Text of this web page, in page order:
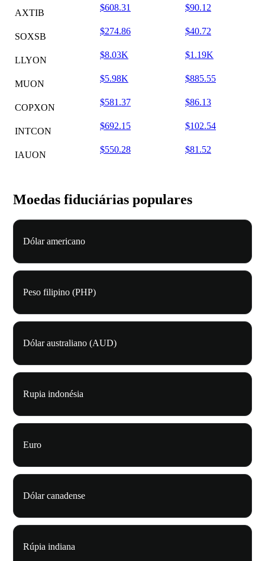
AXTIB
$608.31 $90.12
SOXSB
$274.86 $40.72
LLYON
$8.03K $1.19K
MUON
$5.98K $885.55
COPXON
$581.37 $86.13
INTCON
$692.15 $102.54
IAUON
$550.28 $81.52
Moedas fiduciárias populares
Dólar americano
Peso filipino (PHP)
Dólar australiano (AUD)
Rupia indonésia
Euro
Dólar canadense
Rúpia indiana